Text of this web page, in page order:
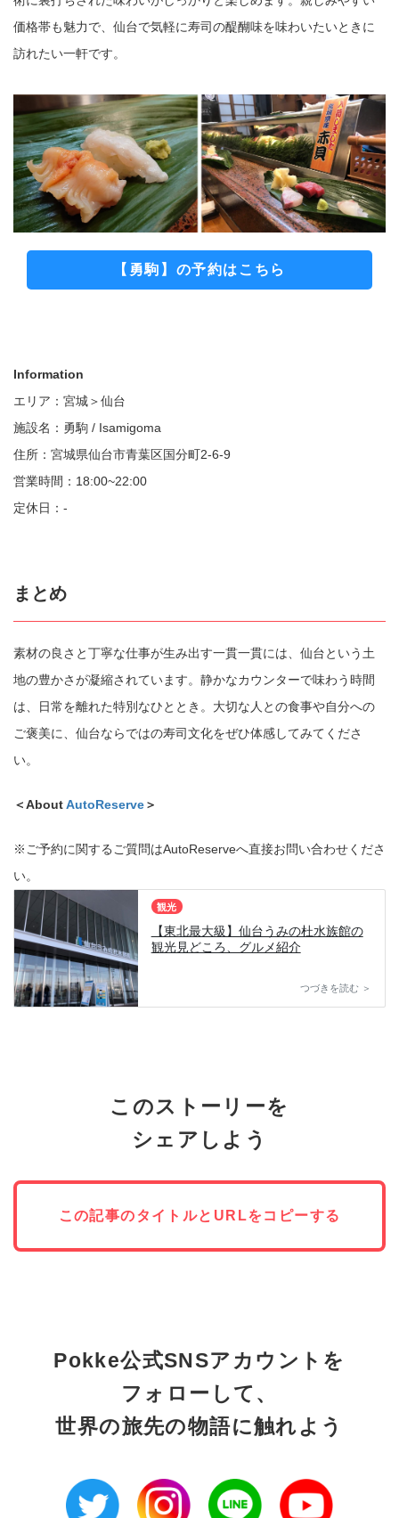
価格帯も魅力で、仙台で気軽に寿司の醍醐味を味わいたいときに
訪れたい一軒です。
【勇駒】の予約はこちら
Information
エリア：宮城＞仙台
施設名：勇駒 / Isamigoma
住所：宮城県仙台市青葉区国分町2-6-9
営業時間：18:00~22:00
定休日：-
まとめ
素材の良さと丁寧な仕事が生み出す一貫一貫には、仙台という土
地の豊かさが凝縮されています。静かなカウンターで味わう時間
は、日常を離れた特別なひととき。大切な人との食事や自分への
ご褒美に、仙台ならではの寿司文化をぜひ体感してみてくださ
い。
＜AboutAutoReserve＞
※ご予約に関するご質問はAutoReserveへ直接お問い合わせくださ
い。
観光
【東北最大級】仙台うみの杜水族館の
観光見どころ、グルメ紹介
つづきを読む ＞
このストーリーを
シェアしよう
この記事のタイトルとURLをコピーする
Pokke公式SNSアカウントを
フォローして、
世界の旅先の物語に触れよう